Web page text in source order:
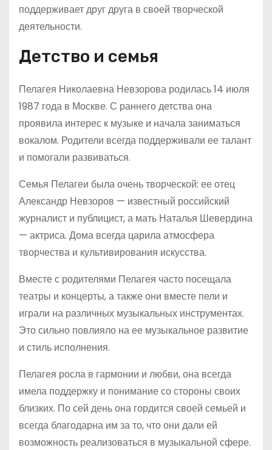
поддерживает друг друга в своей творческой
деятельности.
Детство и семья
Пелагея Николаевна Невзорова родилась 14 июля
1987 года в Москве. С раннего детства она
проявила интерес к музыке и начала заниматься
вокалом. Родители всегда поддерживали ее талант
и помогали развиваться.
Семья Пелагеи была очень творческой: ее отец
Александр Невзоров — известный российский
журналист и публицист, а мать Наталья Шевердина
— актриса. Дома всегда царила атмосфера
творчества и культивирования искусства.
Вместе с родителями Пелагея часто посещала
театры и концерты, а также они вместе пели и
играли на различных музыкальных инструментах.
Это сильно повлияло на ее музыкальное развитие
и стиль исполнения.
Пелагея росла в гармонии и любви, она всегда
имела поддержку и понимание со стороны своих
близких. По сей день она гордится своей семьей и
всегда благодарна им за то, что они дали ей
возможность реализоваться в музыкальной сфере.